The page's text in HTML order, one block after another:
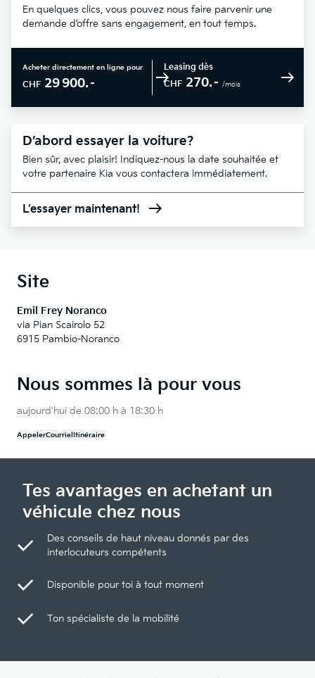
En quelques clics, vous pouvez nous faire parvenir une
demande d’offre sans engagement, en tout temps.
Acheter directement en ligne pour
CHF 29 900.–
Leasing dès
CHF 270.– /mois
D’abord essayer la voiture?
Bien sûr, avec plaisir! Indiquez-nous la date souhaitée et
votre partenaire Kia vous contactera immédiatement.
L’essayer maintenant!
Site
Emil Frey Noranco
via Pian Scairolo 52
6915 Pambio-Noranco
Nous sommes là pour vous
aujourd'hui de 08:00 h à 18:30 h
AppelerCourriel Itinéraire
Tes avantages en achetant un
véhicule chez nous
Des conseils de haut niveau donnés par des
interlocuteurs compétents
Disponible pour toi à tout moment
Ton spécialiste de la mobilité